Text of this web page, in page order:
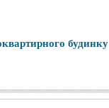
будинку